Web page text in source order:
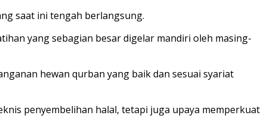
saat ini tengah berlangsung.
yang sebagian besar digelar mandiri oleh masing-
hewan qurban yang baik dan sesuai syariat
penyembelihan halal, tetapi juga upaya memperkuat